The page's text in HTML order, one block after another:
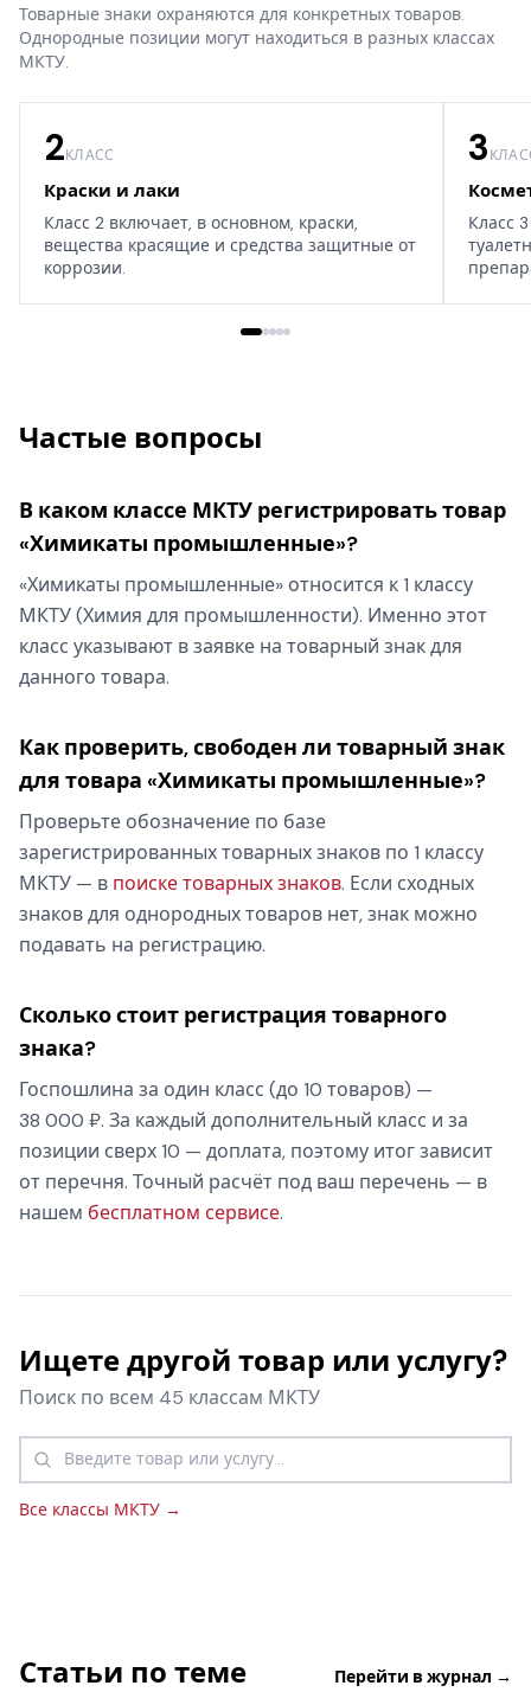
Товарные знаки охраняются для конкретных товаров.
Однородные позиции могут находиться в разных классах
МКТУ.
2КЛАСС
Краски и лаки
Класс 2 включает, в основном, краски,
вещества красящие и средства защитные от
коррозии.
3
Класс
Частые вопросы
В каком классе МКТУ регистрировать товар
«Химикаты промышленные»?
«Химикаты промышленные» относится к 1 классу
МКТУ (Химия для промышленности). Именно этот
класс указывают в заявке на товарный знак для
данного товара.
Как проверить, свободен ли товарный знак
для товара «Химикаты промышленные»?
Проверьте обозначение по базе
зарегистрированных товарных знаков по 1 классу
МКТУ — в поиске товарных знаков. Если сходных
знаков для однородных товаров нет, знак можно
подавать на регистрацию.
Сколько стоит регистрация товарного
знака?
Госпошлина за один класс (до 10 товаров) —
38 000 ₽. За каждый дополнительный класс и за
позиции сверх 10 — доплата, поэтому итог зависит
от перечня. Точный расчёт под ваш перечень — в
нашем бесплатном сервисе.
Ищете другой товар или услугу?
Поиск по всем 45 классам МКТУ
Все классы МКТУ →
Статьи по теме Перейти в журнал →